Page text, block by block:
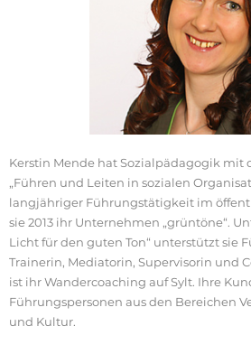
Kerstin Mende hat Sozialpädagogik mit
„Führen und Leiten in sozialen
langjähriger Führungstätigkeit im
sie 2013 ihr Unternehmen „grüntöne“.
Licht für den guten Ton“ unterstützt sie
Trainerin, Mediatorin, Supervisorin und
ist ihr Wandercoaching auf Sylt. Ihre
Führungspersonen aus den Bereichen
und Kultur.